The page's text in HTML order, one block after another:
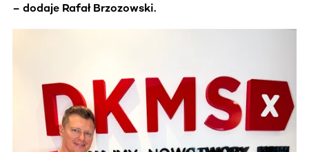
– dodaje Rafał Brzozowski.